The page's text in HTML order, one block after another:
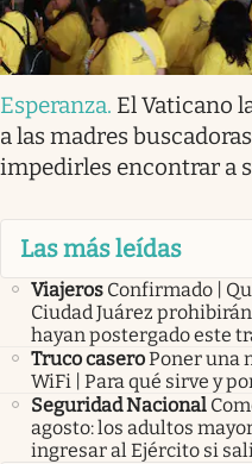
Esperanza. El Vaticano
a las madres
impedirles encontrar a
Las más leídas
Viajeros Confirmado |
Ciudad Juárez
hayan postergado este
Truco caseroPoner una
WiFi | Para qué sirve y
Seguridad Nacional
agosto: los adultos
ingresar al Ejército si